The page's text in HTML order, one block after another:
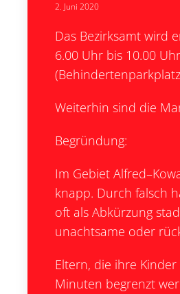
2. Juni 2020
Das Bezirksamt wird
6.00 Uhr bis 10.00
Weiterhin sind die
Begründung:
Im Gebiet
knapp. Durch falsch
oft als Abkürzung
unachtsame oder
Eltern, die ihre
Minuten begrenzt